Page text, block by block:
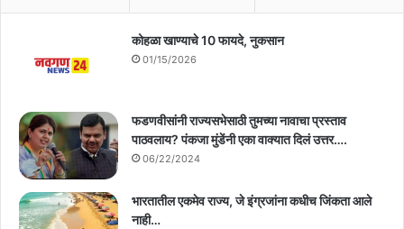
कोहळा खाण्याचे 10 फायदे, नुकसान
01/15/2026
फडणवीसांनी राज्यसभेसाठी तुमच्या नावाचा प्रस्ताव
पाठवलाय? पंकजा मुंडेंनी एका वाक्यात दिलं उत्तर….
06/22/2024
भारतातील एकमेव राज्य, जे इंग्रजांना कधीच जिंकता आले
नाही…